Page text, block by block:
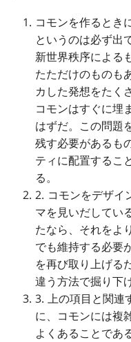
コモンを作るとき
というのは必ず出
新世界秩序による
たただけのものも
カした発想をたく
コモンはすぐに埋
はずだ。この問題
残す必要があるも
ティに配置するこ
る。
2. コモンをデザイ
マを見いだしてい
たなら、それをよ
でも維持する必要
を再び取り上げる
違う方法で掘り下
3. 上の項目と関連
に、コモンには複
よくあることであ